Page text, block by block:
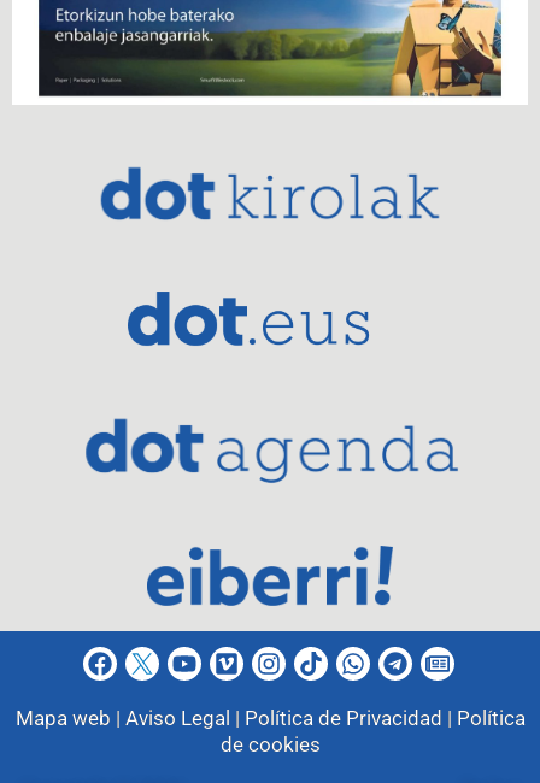
Mapa web | Aviso Legal | Política de Privacidad | Política
de cookies